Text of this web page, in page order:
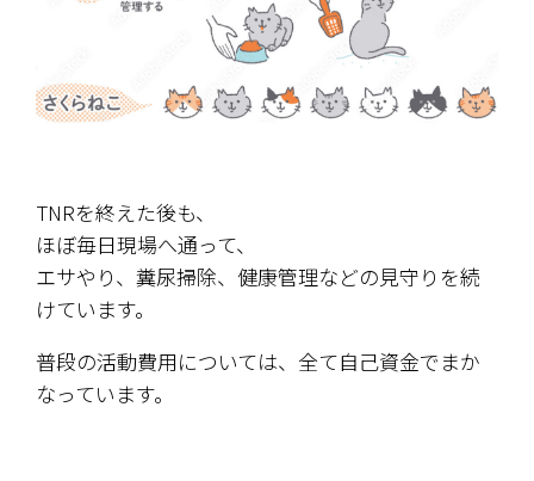
TNRを終えた後も、
ほぼ毎日現場へ通って、
エサやり、糞尿掃除、健康管理などの見守りを続
けています。
普段の活動費用については、全て自己資金でまか
なっています。